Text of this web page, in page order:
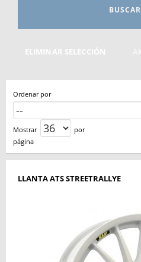
BUSCAR
ELIMINAR SELECCIÓN
Ordenar por
Mostrar
por
página
LLANTA ATS STREETRALLYE